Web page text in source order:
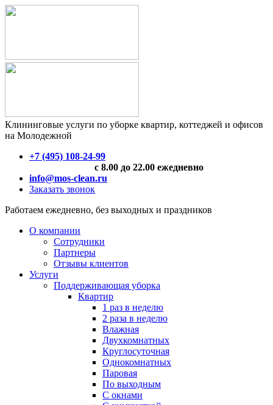
Клининговые услуги по уборке квартир, коттеджей и офисов
на Молодежной
+7 (495) 108-24-99
с 8.00 до 22.00 ежедневно
info@mos-clean.ru
Заказать звонок
Работаем ежедневно, без выходных и праздников
О компании
Сотрудники
Партнеры
Отзывы клиентов
Услуги
Поддерживающая уборка
Квартир
1 раз в неделю
2 раза в неделю
Влажная
Двухкомнатных
Круглосуточная
Однокомнатных
Паровая
По выходным
С окнами